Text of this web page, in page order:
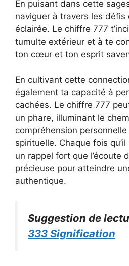
En puisant dans cette
naviguer à travers les défis
éclairée. Le chiffre 777
tumulte extérieur et à te
ton cœur et ton esprit
En cultivant cette
également ta capacité à
cachées. Le chiffre 777
un phare, illuminant le
compréhension
spirituelle. Chaque fois
un rappel fort que l’écoute
précieuse pour atteindre
authentique.
Suggestion de
333 Signification